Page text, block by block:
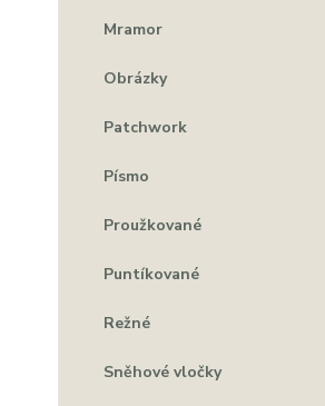
Mramor
Obrázky
Patchwork
Písmo
Proužkované
Puntíkované
Režné
Sněhové vločky